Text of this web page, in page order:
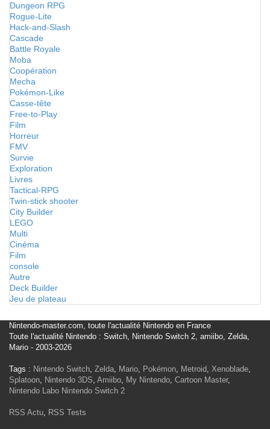
Dungeon RPG
Rogue-Lite
Hack-and-Slash
Cascade
Battle Royale
Moba
Coopération
Mecha
Pokémon-Like
Casse-tête
Free-to-Play
Film
Horreur
FMV
Survie
Exploration
Livres
Tactical-RPG
Twin-stick shooter
City Builder
LEGO
Multi
Cinéma
Film
console
Autre
Deck Builder
Jeu de plateau
Nintendo-master.com, toute l'actualité Nintendo en France
Toute l'actualité Nintendo : Switch, Nintendo Switch 2, amiibo, Zelda,
Mario - 2003-2026
Tags : Nintendo Switch, Zelda, Mario, Pokémon, Metroid, Xenoblade,
Splatoon, Nintendo 3DS, Amiibo, My Nintendo, Cartoon Master,
Nintendo Labo Nintendo Switch 2
RSS Actu, RSS Tests